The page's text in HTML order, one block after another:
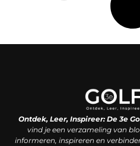
Ontdek, Leer, Inspireer: De 3e
vind je een verzameling van
informeren, inspireren en